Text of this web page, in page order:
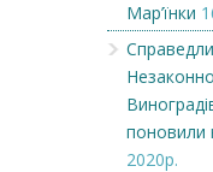
Мар’їнки
поновили
2020р.